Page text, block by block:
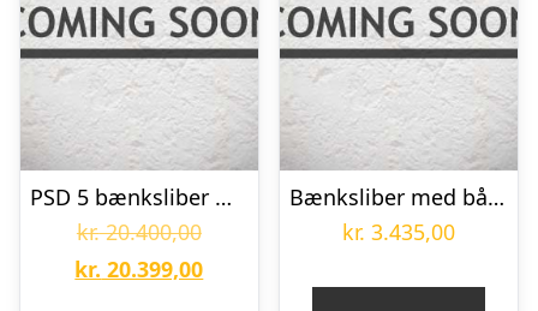
PSD 5 bænksliber med borsliber A 6-30MM KEF
kr.20.400,00Den
oprindelige
kr. 20.399,00Den
Bænksliber med båndarm KMS 200 S – 3x400V
kr. 3.435,00